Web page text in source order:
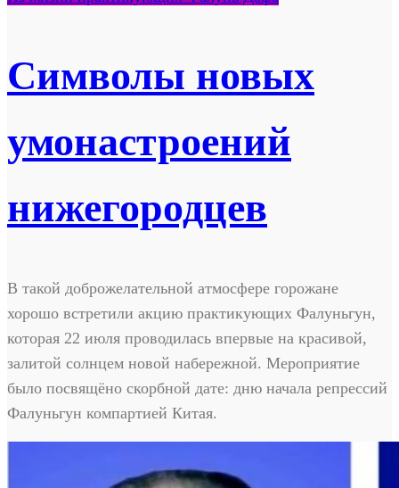
Символы новых
умонастроений
нижегородцев
В такой доброжелательной атмосфере горожане
хорошо встретили акцию практикующих Фалуньгун,
которая 22 июля проводилась впервые на красивой,
залитой солнцем новой набережной. Мероприятие
было посвящёно скорбной дате: дню начала репрессий
Фалуньгун компартией Китая.